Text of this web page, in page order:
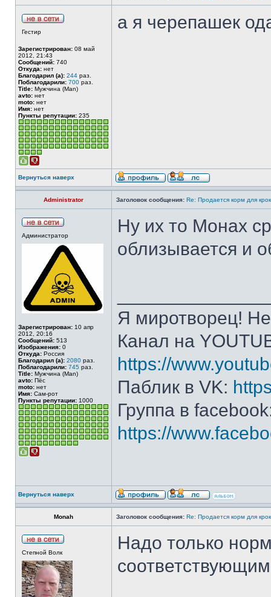
Гестир
Зарегистрирован: 08 май
2012, 21:43
Сообщений: 740
Откуда: нет
Благодарил (а): 244 раз.
Поблагодарили: 700 раз.
Title: Мужчина (Man)
avto: нет
moto: нет
Имя: нет
Пункты репутации: 235
а я черепашек
Вернуться наверх
Administrator Заголовок сообщения: Re: Продается корм для
Администратор
Зарегистрирован: 10 апр
2012, 20:16
Сообщений: 513
Изображения: 0
Откуда: Россия
Благодарил (а): 2080 раз.
Поблагодарили: 745 раз.
Title: Мужчина (Man)
avto: Пёс
moto: нет
Имя: Сам-рот
Пункты репутации: 1000
Ну их то Монах
облизывается и
Я миротворец!
Канал на
https://
Паблик в VK:
Группа в
https://
Вернуться наверх
Monah Заголовок сообщения: Re: Продается корм для
Степной Волк
Надо только